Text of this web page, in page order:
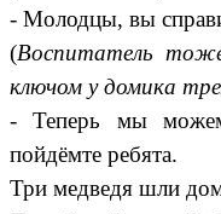
- Молодцы, вы
(Воспитатель
ключом у домика
- Теперь мы
пойдёмте ребята.
Три медведя шли